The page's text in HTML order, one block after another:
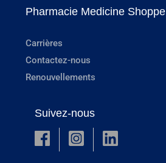
Pharmacie Medicine Shoppe
Carrières
Contactez-nous
Renouvellements
Suivez-nous